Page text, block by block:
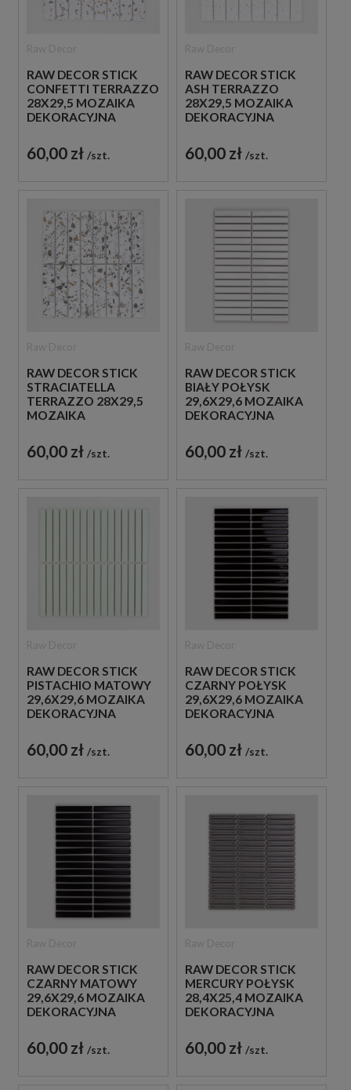
RAW DECOR STICK
CONFETTI TERRAZZO
28X29,5 MOZAIKA
DEKORACYJNA
60,00 zł szt.
RAW DECOR STICK
ASH TERRAZZO
28X29,5 MOZAIKA
DEKORACYJNA
60,00 zł szt.
RAW DECOR STICK
STRACIATELLA
TERRAZZO 28X29,5
MOZAIKA
60,00 zł szt.
RAW DECOR STICK
BIAŁY POŁYSK
29,6X29,6 MOZAIKA
DEKORACYJNA
60,00 zł szt.
RAW DECOR STICK
PISTACHIO MATOWY
29,6X29,6 MOZAIKA
DEKORACYJNA
60,00 zł szt.
RAW DECOR STICK
CZARNY POŁYSK
29,6X29,6 MOZAIKA
DEKORACYJNA
60,00 zł szt.
RAW DECOR STICK
CZARNY MATOWY
29,6X29,6 MOZAIKA
DEKORACYJNA
60,00 zł szt.
RAW DECOR STICK
MERCURY POŁYSK
28,4X25,4 MOZAIKA
DEKORACYJNA
60,00 zł szt.